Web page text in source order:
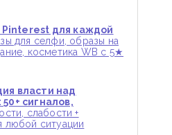
Pinterest для каждой
для селфи, образы на
косметика WB с 5★
власти над
сигналов,
слабости +
любой ситуации